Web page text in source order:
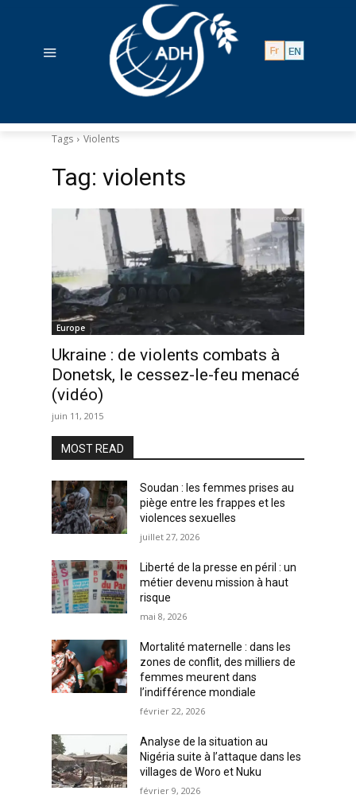
Tags Violents
Tag: violents
Europe
Ukraine : de violents combats à
Donetsk, le cessez-le-feu menacé
(vidéo)
juin 11, 2015
MOST READ
Soudan : les femmes prises au
piège entre les frappes et les
violences sexuelles
juillet 27, 2026
Liberté de la presse en péril : un
métier devenu mission à haut
risque
mai 8, 2026
Mortalité maternelle : dans les
zones de conflit, des milliers de
femmes meurent dans
l’indifférence mondiale
février 22, 2026
Analyse de la situation au
Nigéria suite à l’attaque dans les
villages de Woro et Nuku
février 9, 2026